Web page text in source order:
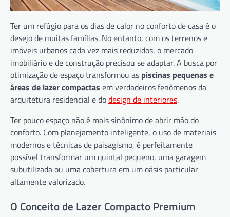
Ter um refúgio para os dias de calor no conforto de casa é o
desejo de muitas famílias. No entanto, com os terrenos e
imóveis urbanos cada vez mais reduzidos, o mercado
imobiliário e de construção precisou se adaptar. A busca por
otimização de espaço transformou as piscinas pequenas e
áreas de lazer compactas em verdadeiros fenômenos da
arquitetura residencial e dodesign de interiores.
Ter pouco espaço não é mais sinônimo de abrir mão do
conforto. Com planejamento inteligente, o uso de materiais
modernos e técnicas de paisagismo, é perfeitamente
possível transformar um quintal pequeno, uma garagem
subutilizada ou uma cobertura em um oásis particular
altamente valorizado.
O Conceito de Lazer Compacto Premium